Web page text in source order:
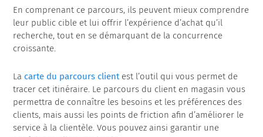
En comprenant ce parcours, ils peuvent mieux comprendre
leur public cible et lui offrir l’expérience d’achat qu’il
recherche, tout en se démarquant de la concurrence
croissante.
La carte du parcours clientest l’outil qui vous permet de
tracer cet itinéraire. Le parcours du client en magasin vous
permettra de connaître les besoins et les préférences des
clients, mais aussi les points de friction afin d’améliorer le
service à la clientèle. Vous pouvez ainsi garantir une